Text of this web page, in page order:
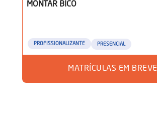
MONTAR BICO
PRESENCIAL
PROFISSIONALIZANTE
MATRÍCULAS EM BREVE